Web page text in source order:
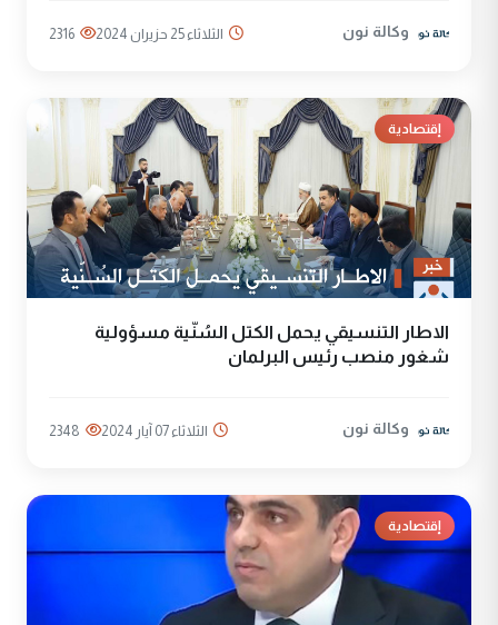
وكالة نون الثلاثاء 25 حزيران 2024 2316
إقتصادية
الاطار التنسيقي يحمل الكتل السُنّية مسؤولية
شغور منصب رئيس البرلمان
وكالة نون الثلاثاء 07 آيار 2024 2348
إقتصادية